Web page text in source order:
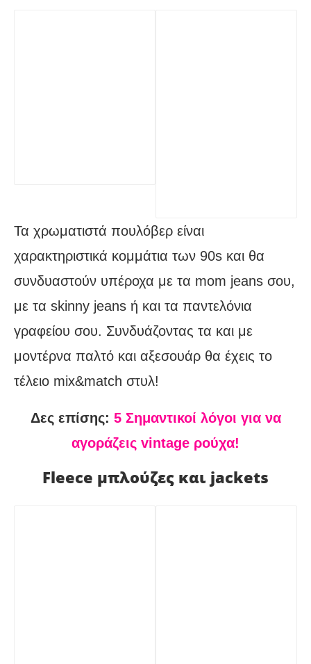
Τα χρωματιστά πουλόβερ είναι
χαρακτηριστικά κομμάτια των 90s και θα
συνδυαστούν υπέροχα με τα mom jeans σου,
με τα skinny jeans ή και τα παντελόνια
γραφείου σου. Συνδυάζοντας τα και με
μοντέρνα παλτό και αξεσουάρ θα έχεις το
τέλειο mix&match στυλ!
Δες επίσης: 5 Σημαντικοί λόγοι για να
αγοράζεις vintage ρούχα!
Fleece μπλούζες και jackets